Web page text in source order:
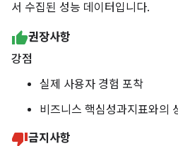
서 수집된 성능 데이터입니다.
권장사항
강점
실제 사용자 경험 포착
비즈니스 핵심성과지표와의
금지사항